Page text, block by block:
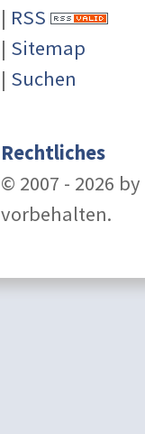
| RSS
| Sitemap
| Suchen
Rechtliches
© 2007 - 2026
vorbehalten.